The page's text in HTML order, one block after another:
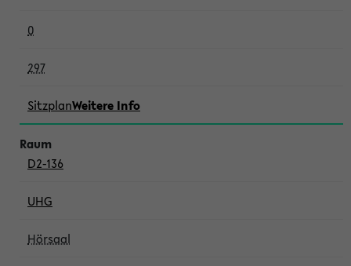
0
297
SitzplanWeitere Info
D2-136
UHG
Hörsaal